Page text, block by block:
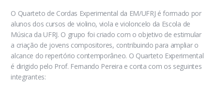
O Quarteto de Cordas Experimental da EM/UFRJ é formado por
alunos dos cursos de violino, viola e violoncelo da Escola de
Música da UFRJ. O grupo foi criado com o objetivo de estimular
a criação de jovens compositores, contribuindo para ampliar o
alcance do repertório contemporâneo. O Quarteto Experimental
é dirigido pelo Prof. Fernando Pereira e conta com os seguintes
integrantes: